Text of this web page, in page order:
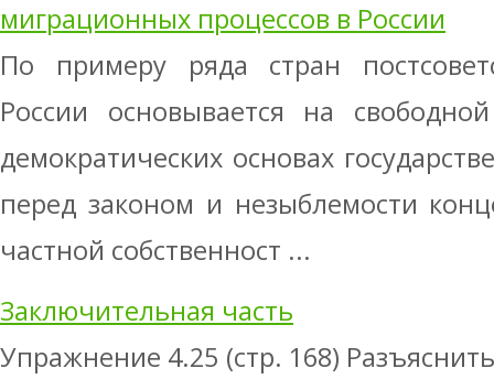
миграционных процессов в России
По примеру ряда стран
России основывается на
демократических основах
перед законом и незыблемости
частной собственност ...
Заключительная часть
Упражнение 4.25 (стр. 168)